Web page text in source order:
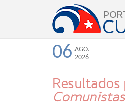
06 AGO.
2026
Resultados